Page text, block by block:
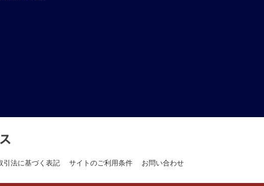
引法に基づく表記 サイトのご利用条件 お問い合わせ